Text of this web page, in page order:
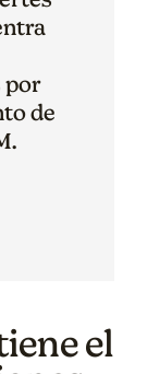
por
de
el